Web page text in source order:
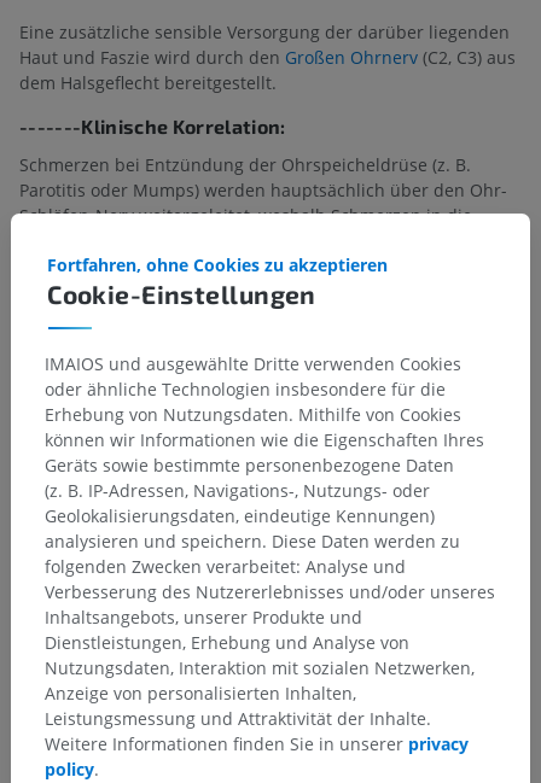
Eine zusätzliche sensible Versorgung der darüber liegenden
Haut und Faszie wird durch den Großen Ohrnerv (C2, C3) aus
dem Halsgeflecht bereitgestellt.
-------Klinische Korrelation:
Schmerzen bei Entzündung der Ohrspeicheldrüse (z. B.
Parotitis oder Mumps) werden hauptsächlich über den Ohr-
Schläfen-Nerv weitergeleitet, weshalb Schmerzen in die
ausstrahlen können.
2. Parasympathische (sekretomotorische)
Versorgung
Verlauf:
Unterer Speichelkern>Zungen-Rachen-Nerv(CN IX) >
Ramus tympanicus>Nervengeflecht der Paukenhöhle>
Nervus petrosus minor> Ohrganglion(Synapse) >Ohr-
Schläfen-Nerv→Ohrspeicheldrüse
3. Sympathische Versorgung
Durch vasomotorische postganglionäre sympathische
Fasern, die die Ohrspeicheldrüse über die Geflechte um
die Äußere Halsschlagader und ihre Äste erreichen.
Klinische Korrelationen
Mumps (virale Parotitis): verursacht schmerzhafte
Parotisschwellung, Fieber und durch gesteigerte
Speichelsekretion beim Essen verstärkte Schmerzen.
Cookie-Einstellungen
Fortfahren, ohne Cookies zu akzeptieren
IMAIOS und ausgewählte Dritte verwenden Cookies
oder ähnliche Technologien insbesondere für die
Erhebung von Nutzungsdaten. Mithilfe von Cookies
können wir Informationen wie die Eigenschaften Ihres
Geräts sowie bestimmte personenbezogene Daten
(z. B. IP-Adressen, Navigations-, Nutzungs- oder
Geolokalisierungsdaten, eindeutige Kennungen)
analysieren und speichern. Diese Daten werden zu
folgenden Zwecken verarbeitet: Analyse und
Verbesserung des Nutzererlebnisses und/oder unseres
Inhaltsangebots, unserer Produkte und
Dienstleistungen, Erhebung und Analyse von
Nutzungsdaten, Interaktion mit sozialen Netzwerken,
Anzeige von personalisierten Inhalten,
Leistungsmessung und Attraktivität der Inhalte.
Weitere Informationen finden Sie in unserer privacy
policy.